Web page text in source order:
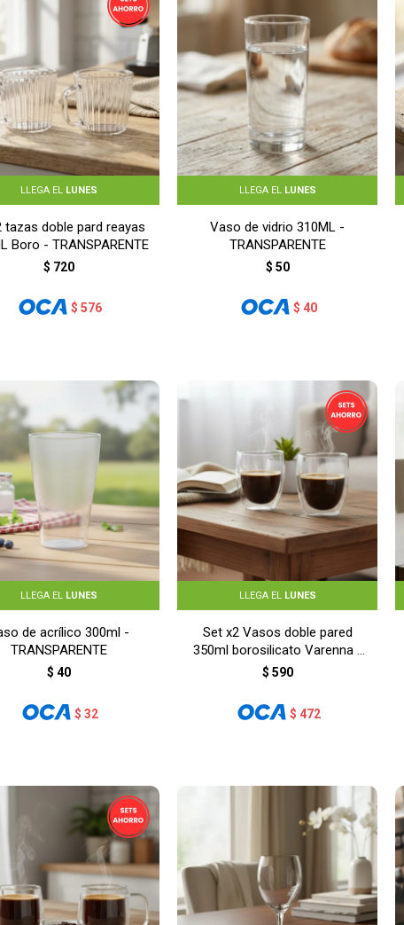
LLEGA EL LUNES
tazas doble pard reayas
Boro - TRANSPARENTE
$ 720
$ 576
LLEGA EL LUNES
Vaso de vidrio 310ML -
TRANSPARENTE
$ 50
$ 40
LLEGA EL LUNES
de acrílico 300ml -
TRANSPARENTE
$ 40
$ 32
LLEGA EL LUNES
Set x2 Vasos doble pared
350ml borosilicato Varenna -
TRANSPARENTE
$ 590
$ 472